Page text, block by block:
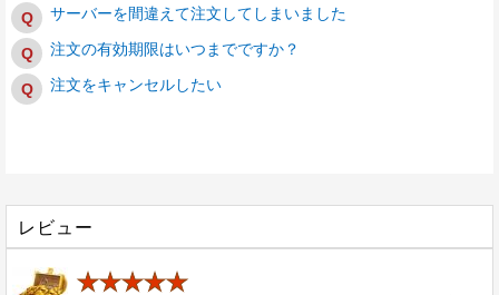
サーバーを間違えて注文してしまいました
注文の有効期限はいつまでですか？
注文をキャンセルしたい
レビュー
★★★★★